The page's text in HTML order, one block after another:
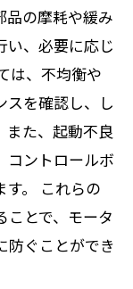
品の摩耗や緩み
い、必要に応じ
は、不均衡や
スを確認し、し
また、起動不良
コントロールボ
す。 これらの
ことで、モータ
防ぐことができ